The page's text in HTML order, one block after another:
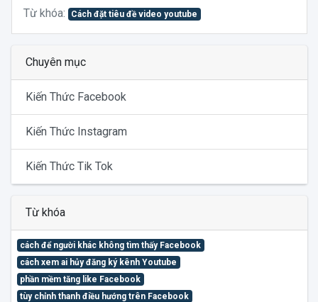
Từ khóa: Cách đặt tiêu đề video youtube
Chuyên mục
Kiến Thức Facebook
Kiến Thức Instagram
Kiến Thức Tik Tok
Từ khóa
cách để người khác không tìm thấy Facebook
cách xem ai hủy đăng ký kênh Youtube
phần mềm tăng like Facebook
tùy chỉnh thanh điều hướng trên Facebook